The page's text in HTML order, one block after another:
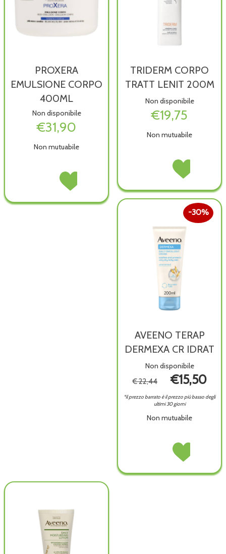
PROXERA
EMULSIONE CORPO
400ML
Non disponibile
€31,90
Non mutuabile
PROXERA
EMULSIONE
400ML non
Acquista PROXERA
EMULSIONE
400ML alla
TRIDERM CORPO
TRATT LENIT 200M
Non disponibile
€19,75
Non mutuabile
TRIDERM
LENIT
disponibile
Acquista
CORPO
LENIT
200M alla
wishlist
AVEENO TERAP
DERMEXA CR IDRAT
Non disponibile
30%
€ 22,44 €15,50
*il prezzo barrato è il prezzo più basso degli
ultimi 30 giorni
Non mutuabile
AVEENO
CR
Acquista AVEENO
TERAP
CR